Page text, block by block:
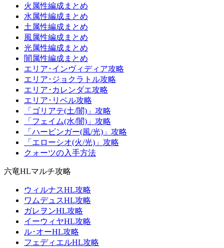
火属性編成まとめ
水属性編成まとめ
土属性編成まとめ
風属性編成まとめ
光属性編成まとめ
闇属性編成まとめ
エリア･インヴィディア攻略
エリア･ジョクラトル攻略
エリア･カレンダエ攻略
エリア･リベル攻略
「ゴリアテ(土/闇)」攻略
「フェイム(水/闇)」攻略
「ハービンガー(風/光)」攻略
「エローシオ(火/光)」攻略
クォーツの入手方法
六竜HLマルチ攻略
ウィルナスHL攻略
ワムデュスHL攻略
ガレヲンHL攻略
イーウィヤHL攻略
ル･オーHL攻略
フェディエルHL攻略